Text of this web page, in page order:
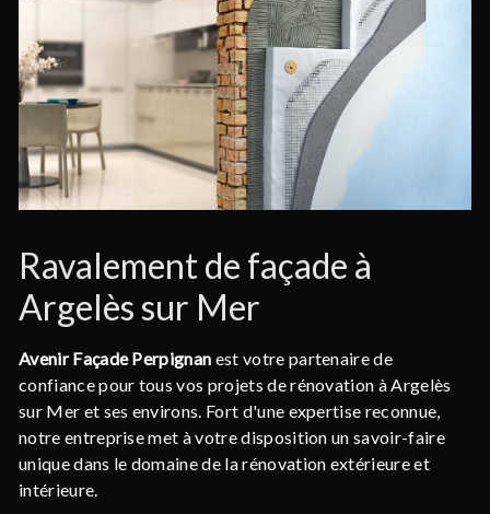
Ravalement de façade à
Argelès sur Mer
Avenir Façade Perpignan est votre partenaire de
confiance pour tous vos projets de rénovation à Argelès
sur Mer et ses environs. Fort d'une expertise reconnue,
notre entreprise met à votre disposition un savoir-faire
unique dans le domaine de la rénovation extérieure et
intérieure.